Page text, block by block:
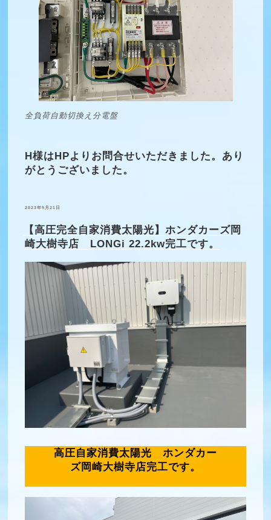
全負荷自動切換え分電盤
H様はHPよりお問合せいただきました。あり
がとうございました。
投
2023年9月21日
【高圧完全自家消費太陽光】ホンダカーズ岡
崎大樹寺店 LONGi 22.2kw完工です。
高圧自家消費太陽光 ホンダカー
ズ岡崎大樹寺店完工です。